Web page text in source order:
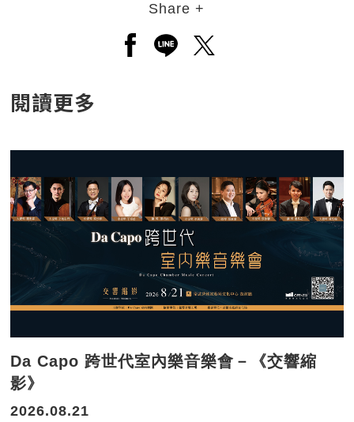
Share +
另開新視窗分享至facebook
另開新視窗分享至line
另開新視窗分享至
閱讀更多
Da Capo 跨世代室內樂音樂會－《交響縮
影》
2026.08.21